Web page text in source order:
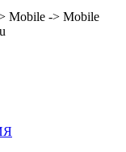
Mobile -> Mobile